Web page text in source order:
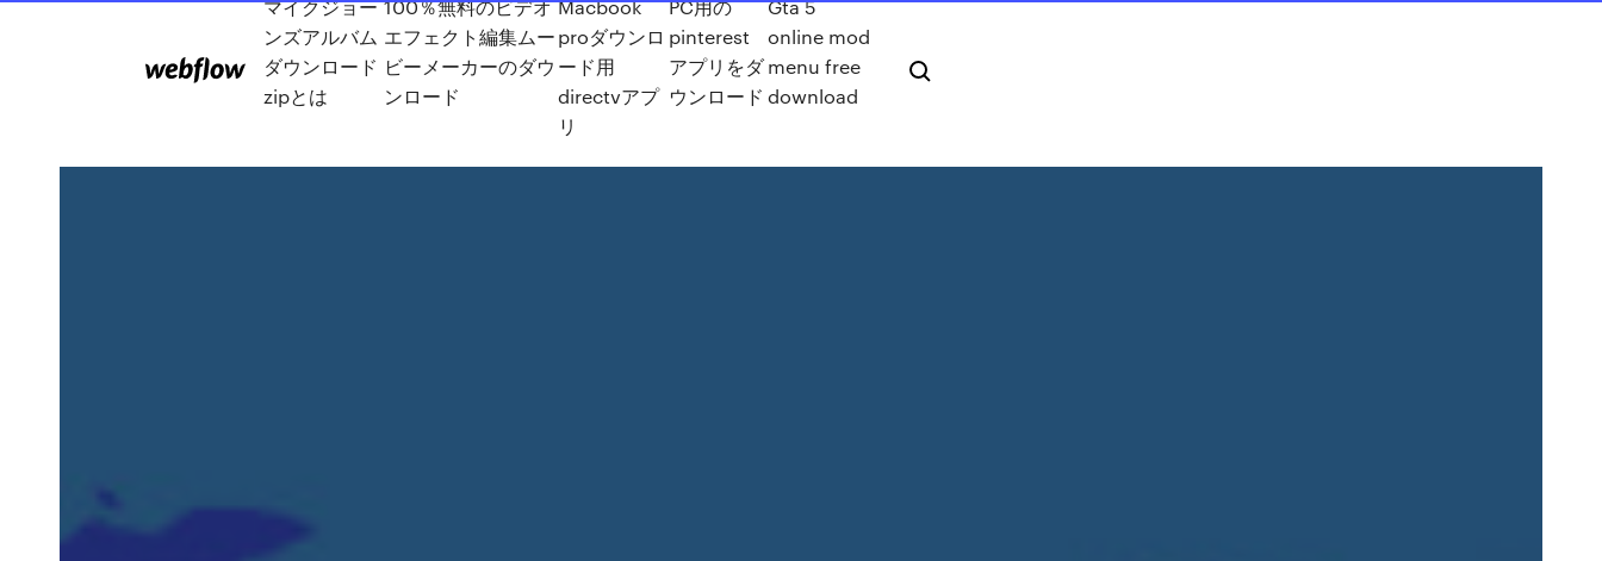
マイクジョー
ンズアルバム
ダウンロード
zipとは
100％無料のビデオ
エフェクト編集ムー
ビーメーカーのダウ
ンロード
Macbook
proダウンロ
ード用
directvアプ
リ
PC用の
pinterest
アプリをダ
ウンロード
Gta 5
online mod
menu free
download